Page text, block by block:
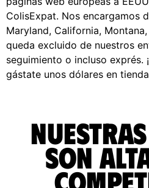
ColisExpat. Nos encargamos
Maryland, California,
queda excluido de nuestros
seguimiento o incluso exprés.
gástate unos dólares en
son